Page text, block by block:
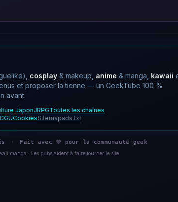
cosplay & makeup, anime & manga, kawaii
et proposer la tienne — un GeekTube 100 %
avant.
JaponJRPGToutes les chaînes
CGUCookiesSitemapads.txt
· Fait avec 💜 pour la communauté geek
manga · Les pubs aident à faire tourner le site